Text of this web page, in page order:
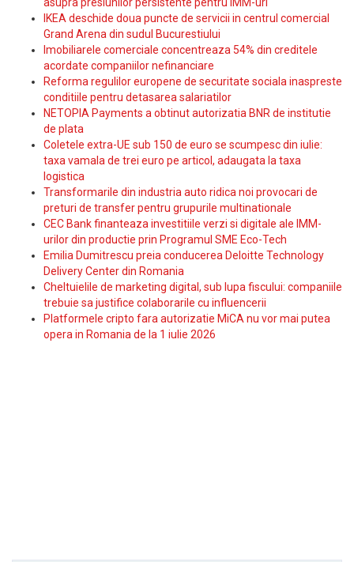
IKEA deschide doua puncte de servicii in centrul comercial
Grand Arena din sudul Bucurestiului
Imobiliarele comerciale concentreaza 54% din creditele
acordate companiilor nefinanciare
Reforma regulilor europene de securitate sociala inaspreste
conditiile pentru detasarea salariatilor
NETOPIA Payments a obtinut autorizatia BNR de institutie
de plata
Coletele extra-UE sub 150 de euro se scumpesc din iulie:
taxa vamala de trei euro pe articol, adaugata la taxa
logistica
Transformarile din industria auto ridica noi provocari de
preturi de transfer pentru grupurile multinationale
CEC Bank finanteaza investitiile verzi si digitale ale IMM-
urilor din productie prin Programul SME Eco-Tech
Emilia Dumitrescu preia conducerea Deloitte Technology
Delivery Center din Romania
Cheltuielile de marketing digital, sub lupa fiscului: companiile
trebuie sa justifice colaborarile cu influencerii
Platformele cripto fara autorizatie MiCA nu vor mai putea
opera in Romania de la 1 iulie 2026